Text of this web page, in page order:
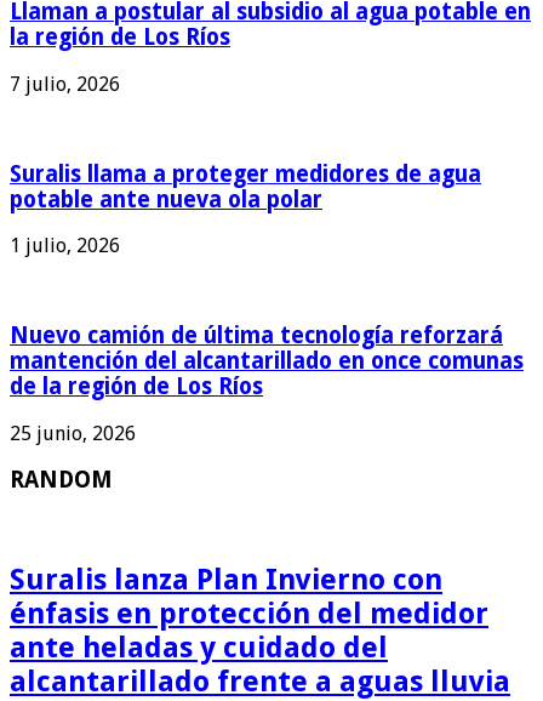
Llaman a postular al subsidio al agua potable en
la región de Los Ríos
7 julio, 2026
Suralis llama a proteger medidores de agua
potable ante nueva ola polar
1 julio, 2026
Nuevo camión de última tecnología reforzará
mantención del alcantarillado en once comunas
de la región de Los Ríos
25 junio, 2026
RANDOM
Suralis lanza Plan Invierno con
énfasis en protección del medidor
ante heladas y cuidado del
alcantarillado frente a aguas lluvia